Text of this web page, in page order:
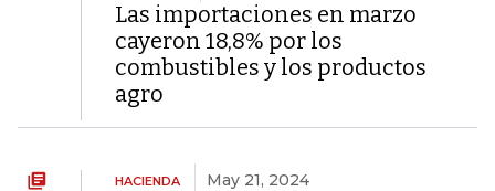
Las importaciones en marzo
cayeron 18,8% por los
combustibles y los productos
agro
HACIENDA May 21, 2024